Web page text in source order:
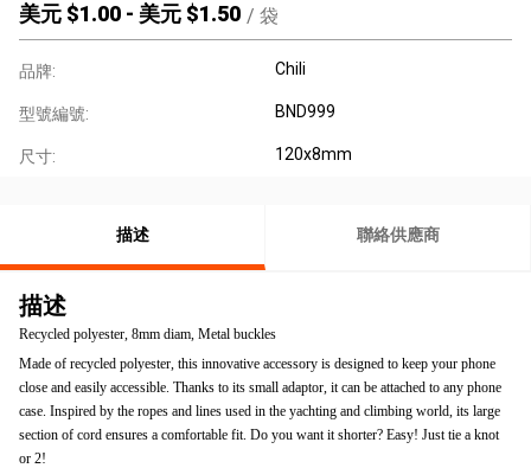
美元 $1.00 - 美元 $1.50 / 袋
品牌: Chili
型號編號: BND999
尺寸: 120x8mm
描述 聯絡供應商
描述
Recycled polyester, 8mm diam, Metal buckles
Made of recycled polyester, this innovative accessory is designed to keep your phone
close and easily accessible. Thanks to its small adaptor, it can be attached to any phone
case. Inspired by the ropes and lines used in the yachting and climbing world, its large
section of cord ensures a comfortable fit. Do you want it shorter? Easy! Just tie a knot
or 2!